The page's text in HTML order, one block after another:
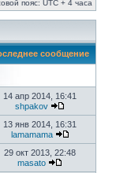
пояс: UTC + 4 часа
сообщение
14 апр 2014, 16:41
shpakov
13 янв 2014, 16:31
lamamama
29 окт 2013, 22:48
masato